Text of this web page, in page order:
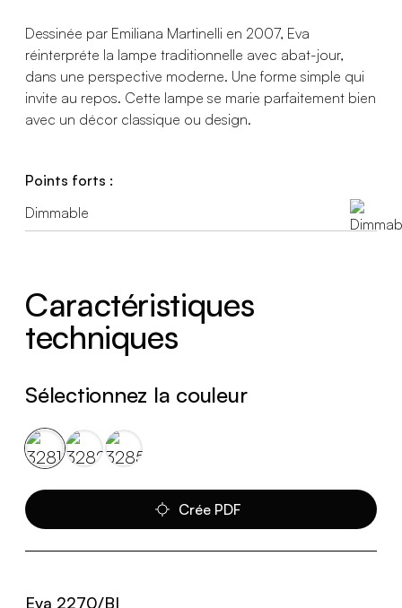
Dessinée par Emiliana Martinelli en 2007, Eva
réinterpréte la lampe traditionnelle avec abat-jour,
dans une perspective moderne. Une forme simple qui
invite au repos. Cette lampe se marie parfaitement bien
avec un décor classique ou design.
Points forts :
Dimmable
Caractéristiques
techniques
Sélectionnez la couleur
Crée PDF
Eva 2270/BI